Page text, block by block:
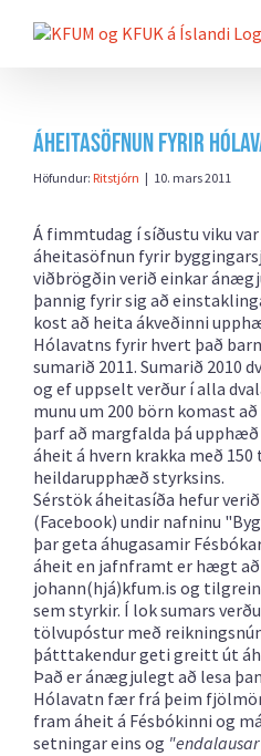
beint
Áheitasöfnun fyrir
Höfundur: Ritstjórn | 10. mars 2011
Á fimmtudag í síðustu viku
áheitasöfnun fyrir
viðbrögðin verið einkar
þannig fyrir sig að
kost að heita ákveðinni
Hólavatns fyrir hvert það
sumarið 2011. Sumarið 2010
og ef uppselt verður í alla
munu um 200 börn komast
þarf að margfalda þá
áheit á hvern krakka með
heildarupphæð styrksins.
Sérstök áheitasíða hefur
(Facebook) undir nafninu
þar geta áhugasamir
áheit en jafnframt er hægt að
johann(hjá)kfum.is og
sem styrkir. Í lok sumars
tölvupóstur með
þátttakendur geti greitt út
Það er ánægjulegt að lesa
Hólavatn fær frá þeim
fram áheit á Fésbókinni og
setningar eins og